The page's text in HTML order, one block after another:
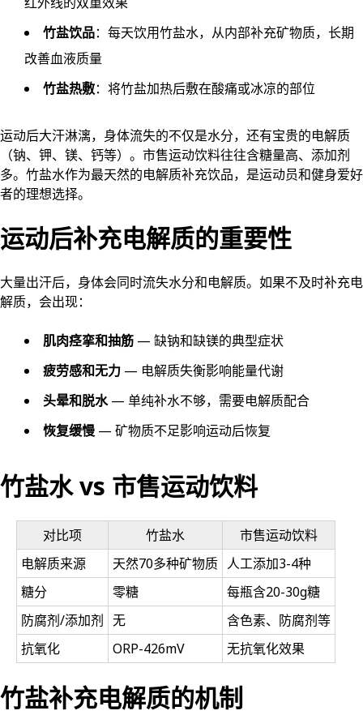
竹盐饮品：每天饮用竹盐水，从内部补充矿物质，长期
改善血液质量
竹盐热敷：将竹盐加热后敷在酸痛或冰凉的部位
运动后大汗淋漓，身体流失的不仅是水分，还有宝贵的电解质
（钠、钾、镁、钙等）。市售运动饮料往往含糖量高、添加剂
多。竹盐水作为最天然的电解质补充饮品，是运动员和健身爱好
者的理想选择。
运动后补充电解质的重要性
大量出汗后，身体会同时流失水分和电解质。如果不及时补充电
解质，会出现：
肌肉痉挛和抽筋 — 缺钠和缺镁的典型症状
疲劳感和无力 — 电解质失衡影响能量代谢
头晕和脱水— 单纯补水不够，需要电解质配合
恢复缓慢 — 矿物质不足影响运动后恢复
竹盐水 vs 市售运动饮料
对比项 竹盐水
市售运动饮料
电解质来源
天然70多种矿物质 人工添加3-4种
糖分
零糖
每瓶含20-30g糖
防腐剂/添加剂 无
含色素、防腐剂等
抗氧化
ORP-426mV 无抗氧化效果
竹盐补充电解质的机制